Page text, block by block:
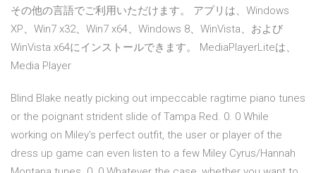
その他の言語でご利用いただけます。 アプリは、Windows
XP、Win7 x32、Win7 x64、Windows 8、WinVista、および
WinVista x64にインストールできます。 MediaPlayerLiteは、
Media Player
Blind Blake neatly picking out impeccable ragtime piano tunes
or the poignant strident slide of Tampa Red. 0. 0 While
working on Miley's perfect outfit, the user or player of the
dress up game can even listen to a few Miley Cyrus/Hannah